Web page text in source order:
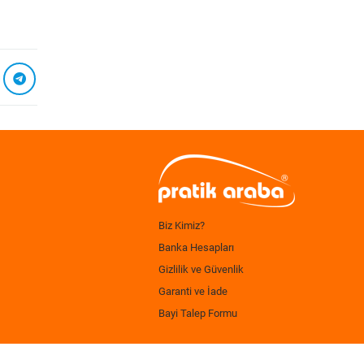
Biz Kimiz?
Banka Hesapları
Gizlilik ve Güvenlik
Garanti ve İade
Bayi Talep Formu